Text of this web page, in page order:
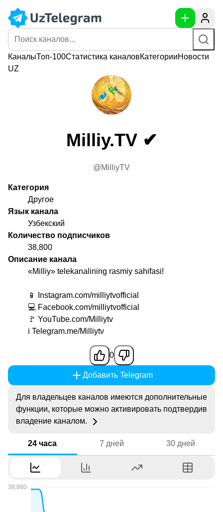
КаналыТоп-100Статистика каналовКатегорииНовости
UZ
Milliy.TV ✔
@MilliyTV
Категория
Другое
Язык канала
Узбекский
Количество подписчиков
38,800
Описание канала
«Milliy» telekanalining rasmiy sahifasi!
📱 Instagram.com/milliytvofficial
💻 Facebook.com/milliytvofficial
🚩 YouTube.com/Milliytv
ℹ️ Telegram.me/Milliytv
0
Добавить Telegram
Для владельцев каналов имеются дополнительные
функции, которые можно активировать подтвердив
владение каналом.
24 часа 7 дней 30 дней